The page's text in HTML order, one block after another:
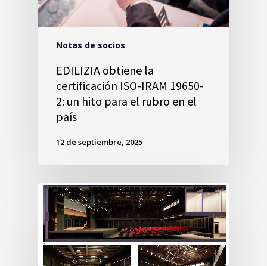
Notas de socios
EDILIZIA obtiene la
certificación ISO-IRAM 19650-
2: un hito para el rubro en el
país
12 de septiembre, 2025